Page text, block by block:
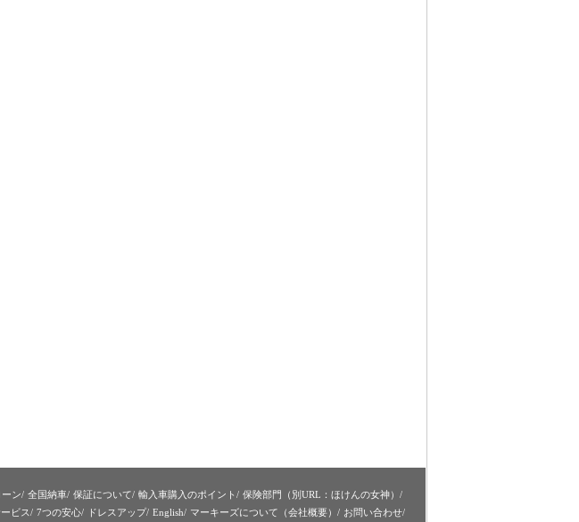
ーン 全国納車 保証について 輸入車購入のポイント 保険部門（別URL：ほけんの女神）
ビス 7つの安心 ドレスアップ English マーキーズについて（会社概要） お問い合わせ